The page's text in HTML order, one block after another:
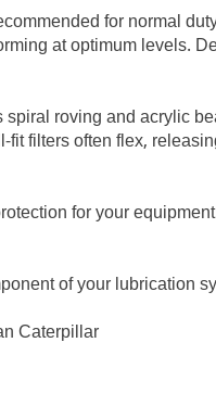
for normal
at optimum levels.
roving and acrylic
filters often flex,
for your
of your lubrication
Caterpillar